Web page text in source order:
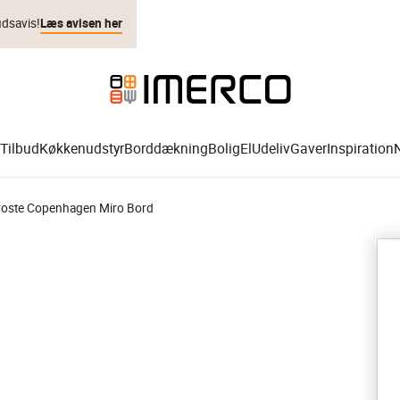
Læs avisen her
TilbudKøkkenudstyrBorddækningBoligElUdelivGaverInspiration
Copenhagen Miro Bord